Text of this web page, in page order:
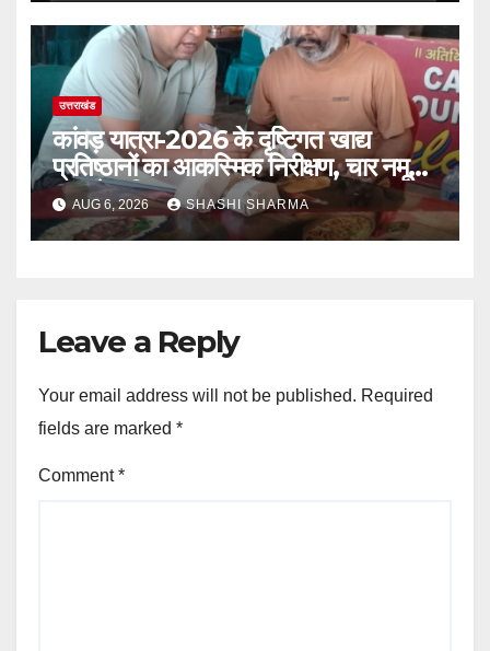
उत्तराखंड
कांवड़ यात्रा-2026 के दृष्टिगत खाद्य
प्रतिष्ठानों का आकस्मिक निरीक्षण, चार नमूने
जांच हेतु लिए गए
AUG 6, 2026 SHASHI SHARMA
Leave a Reply
Your email address will not be published. Required
fields are marked *
Comment*